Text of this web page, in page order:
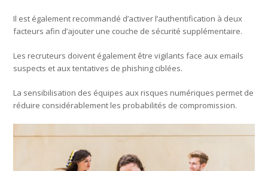
Il est également recommandé d’activer l’authentification à deux
facteurs afin d’ajouter une couche de sécurité supplémentaire.
Les recruteurs doivent également être vigilants face aux emails
suspects et aux tentatives de phishing ciblées.
La sensibilisation des équipes aux risques numériques permet de
réduire considérablement les probabilités de compromission.